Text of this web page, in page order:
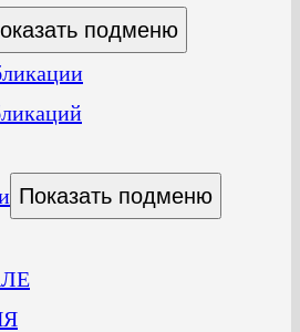
подменю
Показать подменю